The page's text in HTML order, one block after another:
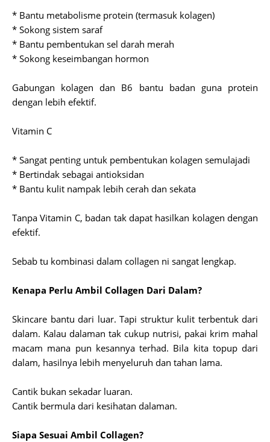
* Bantu metabolisme protein (termasuk kolagen)
* Sokong sistem saraf
* Bantu pembentukan sel darah merah
* Sokong keseimbangan hormon
Gabungan kolagen dan B6 bantu badan guna protein
dengan lebih efektif.
Vitamin C
* Sangat penting untuk pembentukan kolagen semulajadi
* Bertindak sebagai antioksidan
* Bantu kulit nampak lebih cerah dan sekata
Tanpa Vitamin C, badan tak dapat hasilkan kolagen dengan
efektif.
Sebab tu kombinasi dalam collagen ni sangat lengkap.
Kenapa Perlu Ambil Collagen Dari Dalam?
Skincare bantu dari luar. Tapi struktur kulit terbentuk dari
dalam. Kalau dalaman tak cukup nutrisi, pakai krim mahal
macam mana pun kesannya terhad. Bila kita topup dari
dalam, hasilnya lebih menyeluruh dan tahan lama.
Cantik bukan sekadar luaran.
Cantik bermula dari kesihatan dalaman.
Siapa Sesuai Ambil Collagen?